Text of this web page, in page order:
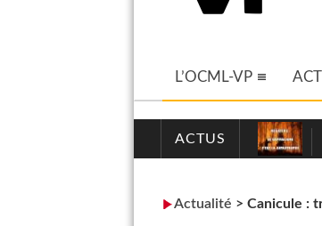
L’OCML-VP
ACTUS
Actualité > Canicule :